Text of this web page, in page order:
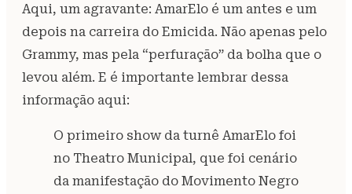
Aqui, um agravante: AmarElo é um antes e um
depois na carreira do Emicida. Não apenas pelo
Grammy, mas pela “perfuração” da bolha que o
levou além. E é importante lembrar dessa
informação aqui:
O primeiro show da turnê AmarElo foi
no Theatro Municipal, que foi cenário
da manifestação do Movimento Negro